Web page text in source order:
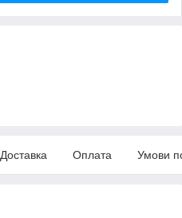
Доставка Оплата Умови